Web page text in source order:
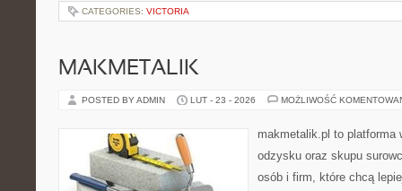
CATEGORIES: VICTORIA
MAKMETALIK
POSTED BY ADMIN LUT - 23 - 2026 MOŻLIWOŚĆ
makmetalik.pl to platforma
odzysku oraz skupu
osób i firm, które chcą